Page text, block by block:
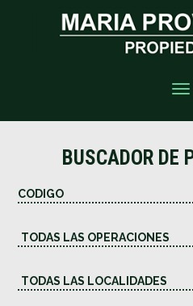
BUSCADOR DE